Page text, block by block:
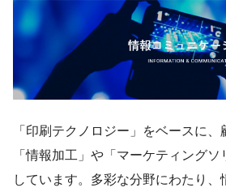
「印刷テクノロジー」をベースに
「情報加工」や「マーケティング
しています。多彩な分野にわたり、